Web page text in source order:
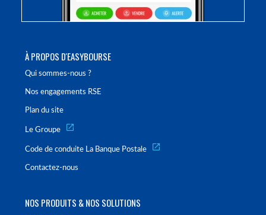
À PROPOS D'EASYBOURSE
Qui sommes-nous ?
Nos engagements RSE
Plan du site
Le Groupe
Code de conduite La Banque Postale
Contactez-nous
NOS PRODUITS & NOS SOLUTIONS